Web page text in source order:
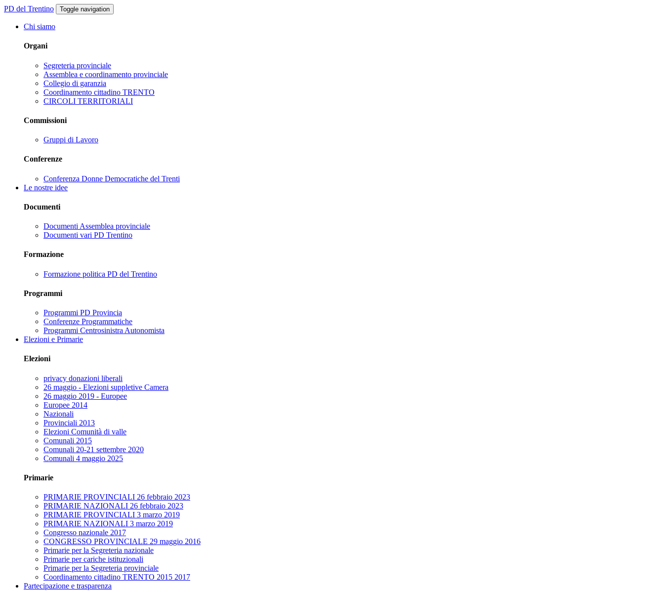
PD del Trentino Toggle navigation
Chi siamo
Organi
Segreteria provinciale
Assemblea e coordinamento provinciale
Collegio di garanzia
Coordinamento cittadino TRENTO
CIRCOLI TERRITORIALI
Commissioni
Gruppi di Lavoro
Conferenze
Conferenza Donne Democratiche del Trenti
Le nostre idee
Documenti
Documenti Assemblea provinciale
Documenti vari PD Trentino
Formazione
Formazione politica PD del Trentino
Programmi
Programmi PD Provincia
Conferenze Programmatiche
Programmi Centrosinistra Autonomista
Elezioni e Primarie
Elezioni
privacy donazioni liberali
26 maggio - Elezioni suppletive Camera
26 maggio 2019 - Europee
Europee 2014
Nazionali
Provinciali 2013
Elezioni Comunità di valle
Comunali 2015
Comunali 20-21 settembre 2020
Comunali 4 maggio 2025
Primarie
PRIMARIE PROVINCIALI 26 febbraio 2023
PRIMARIE NAZIONALI 26 febbraio 2023
PRIMARIE PROVINCIALI 3 marzo 2019
PRIMARIE NAZIONALI 3 marzo 2019
Congresso nazionale 2017
CONGRESSO PROVINCIALE 29 maggio 2016
Primarie per la Segreteria nazionale
Primarie per cariche istituzionali
Primarie per la Segreteria provinciale
Coordinamento cittadino TRENTO 2015 2017
Partecipazione e trasparenza